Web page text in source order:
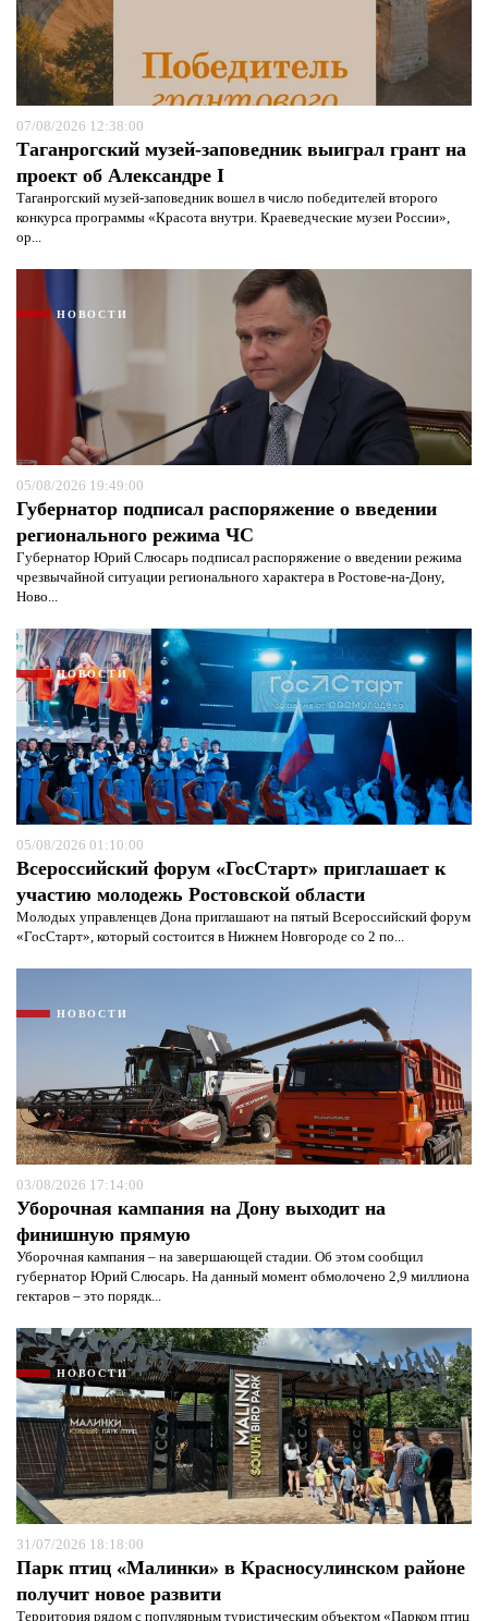
07/08/2026 12:38:00
Таганрогский музей-заповедник выиграл грант на
проект об Александре I
Таганрогский музей-заповедник вошел в число победителей второго
конкурса программы «Красота внутри. Краеведческие музеи России»,
ор...
НОВОСТИ
05/08/2026 19:49:00
Губернатор подписал распоряжение о введении
регионального режима ЧС
Губернатор Юрий Слюсарь подписал распоряжение о введении режима
чрезвычайной ситуации регионального характера в Ростове-на-Дону,
Ново...
НОВОСТИ
05/08/2026 01:10:00
Всероссийский форум «ГосСтарт» приглашает к
участию молодежь Ростовской области
Молодых управленцев Дона приглашают на пятый Всероссийский форум
«ГосСтарт», который состоится в Нижнем Новгороде со 2 по...
НОВОСТИ
03/08/2026 17:14:00
Уборочная кампания на Дону выходит на
финишную прямую
Уборочная кампания – на завершающей стадии. Об этом сообщил
губернатор Юрий Слюсарь. На данный момент обмолочено 2,9 миллиона
гектаров – это порядк...
НОВОСТИ
31/07/2026 18:18:00
Парк птиц «Малинки» в Красносулинском районе
получит новое развити
Территория рядом с популярным туристическим объектом «Парком птиц
Я согласен сполитикой конфиденциальности и
защиты информации*
Я согласен с
политикой конфиденциальности и
защиты информации*